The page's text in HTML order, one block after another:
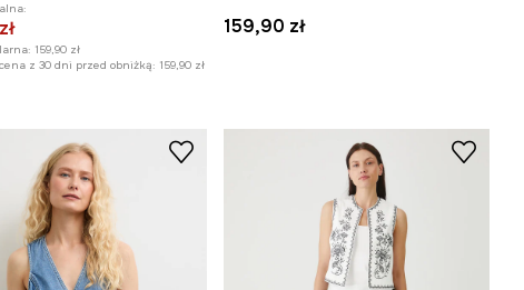
159,90 zł
z 30 dni przed obniżką: 159,90 zł
159,90 zł